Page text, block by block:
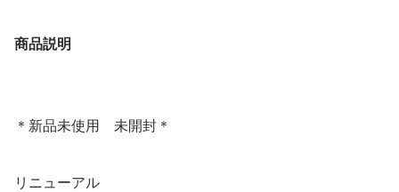
商品説明
＊新品未使用 未開封＊
リニューアル